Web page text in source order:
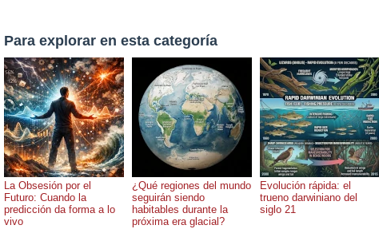
Para explorar en esta categoría
La Obsesión por el
Futuro: Cuando la
predicción da forma a lo
vivo
¿Qué regiones del mundo
seguirán siendo
habitables durante la
próxima era glacial?
Evolución rápida: el
trueno darwiniano del
siglo 21